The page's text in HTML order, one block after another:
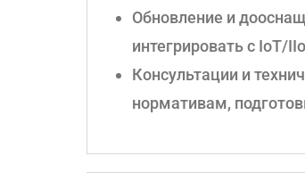
Обновление и
интегрировать с IoT/
Консультации и
нормативам,